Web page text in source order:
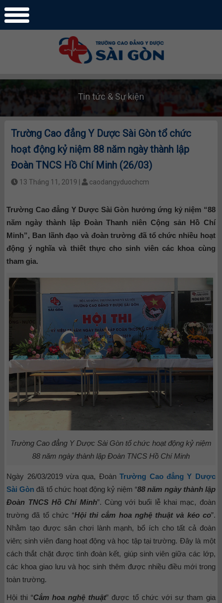
Tin tức & Sự kiện
Trường Cao đẳng Y Dược Sài Gòn tổ chức
hoạt động kỷ niệm 88 năm ngày thành lập
Đoàn TNCS Hồ Chí Minh (26/03)
13 Tháng 11, 2019 | caodangyduochcm
Trường Cao đẳng Y Dược Sài Gòn hưởng ứng kỷ niệm “88
năm ngày thành lập Đoàn Thanh niên Cộng sản Hồ Chí
Minh”, Ban lãnh đạo và đoàn trường đã tổ chức nhiều hoạt
động ý nghĩa và thiết thực cho sinh viên các khoa cùng
tham gia.
Trường Cao đẳng Y Dược Sài Gòn tổ chức hoạt động kỷ niệm
88 năm ngày thành lập Đoàn TNCS Hồ Chí Minh
Ngày 26/03/2019 vừa qua, ĐoànTrường Cao đẳng Y Dược
Sài Gòn đã tổ chức hoạt động kỷ niệm “88 năm ngày thành lập
Đoàn TNCS Hồ Chí Minh”. Cùng với buổi lễ khai mạc, đoàn
trường đã tổ chức “Hội thi cắm hoa nghệ thuật và kéo co”.
Nhằm tạo được sân chơi lành mạnh, bổ ích cho tất cả đoàn
viên; sinh viên đang hoạt động và học tập tại trường. Đây là một
cách thắt chặt được tình đoàn kết, giúp sinh viên giữa các lớp,
các khoa giao lưu và học sinh thêm được nhiều điều mới trong
toàn trường.
Hội thi “Cắm hoa nghệ thuật” được tổ chức với sự tham gia